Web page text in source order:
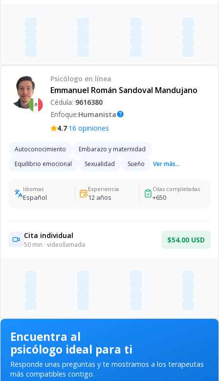
Psicólogo en línea
Emmanuel Román Sandoval Mandujano
Cédula: 9616380
Enfoque:Humanistahelp
4.7·16 opiniones
Autoconocimiento
Embarazo y maternidad
Equilibrio emocional
Sexualidad Sueño Ver más...
Idiomas
Español
Experiencia
12años
Citas completadas
+650
Cita individual
50 min · videollamada
$54.00 USD
Encuentra al
psicólogo ideal para ti
Responde unas preguntas y te mostramos a los terapeutas
más compatibles contigo.